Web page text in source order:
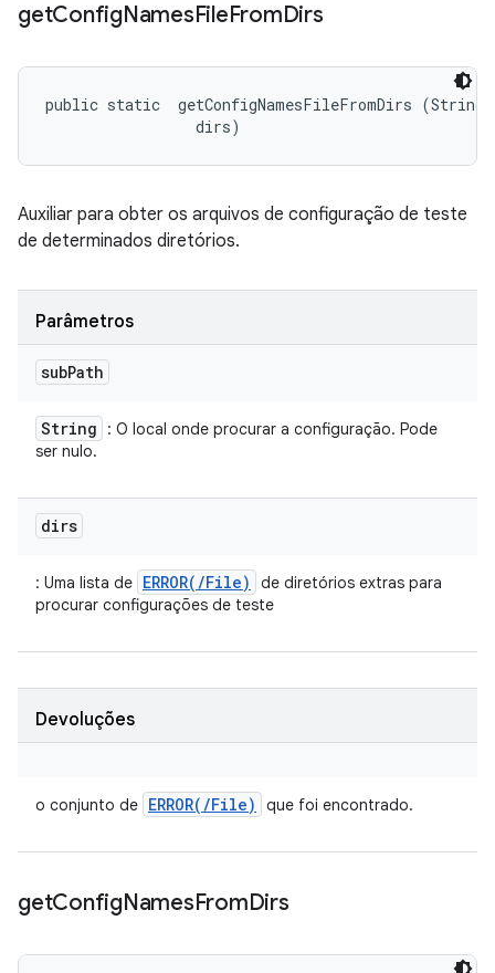
getConfigNamesFileFromDirs
public static
getConfigNamesFileFromDirs
dirs)
Auxiliar para obter os arquivos de configuração de teste
de determinados diretórios.
Parâmetros
subPath
String
: O local onde procurar a configuração. Pode
ser nulo.
dirs
: Uma lista de ERROR(/File)
de diretórios extras para
procurar configurações de teste
Devoluções
o conjunto de ERROR( /File) que foi encontrado.
getConfigNamesFromDirs